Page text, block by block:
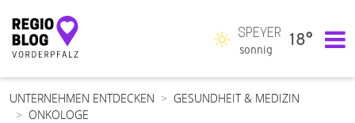
Hauptnavigation
SPEYER
sonnig
18°
UNTERNEHMEN ENTDECKEN
GESUNDHEIT & MEDIZIN
ONKOLOGE